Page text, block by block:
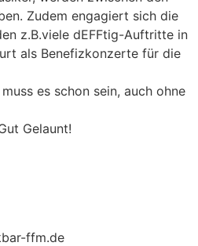
Zudem engagiert sich die
z.B.viele dEFFtig-Auftritte in
als Benefizkonzerte für die
es schon sein, auch ohne
Gelaunt!
ffm.de